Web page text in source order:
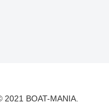
2021 BOAT-MANIA.